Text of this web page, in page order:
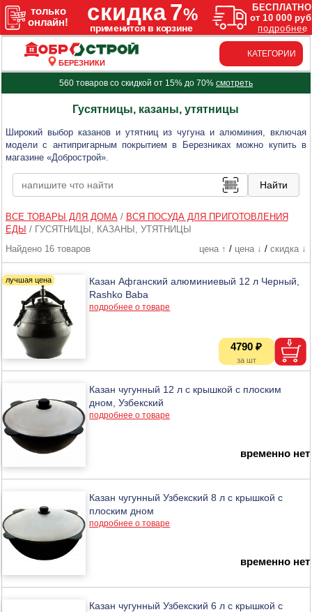
БЕРЕЗНИКИ
КАТЕГОРИИ
560 товаров со скидкой от 15% до 70% смотреть
Гусятницы, казаны, утятницы
Широкий выбор казанов и утятниц из чугуна и алюминия, включая
модели с антипригарным покрытием в Березниках можно купить в
магазине «Добрострой».
ВСЕ ТОВАРЫ ДЛЯ ДОМА/ ВСЯ ПОСУДА ДЛЯ ПРИГОТОВЛЕНИЯ
ЕДЫ / ГУСЯТНИЦЫ, КАЗАНЫ, УТЯТНИЦЫ
Найдено 16 товаров
цена ↑ / цена ↓ / скидка ↓
Казан Афганский алюминиевый 12 л Черный,
Rashko Baba
подробнее о товаре
4790 ₽
Казан чугунный 12 л с крышкой с плоским
дном, Узбекский
подробнее о товаре
временно нет
Казан чугунный Узбекский 8 л с крышкой с
плоским дном
подробнее о товаре
временно нет
Казан чугунный Узбекский 6 л с крышкой с